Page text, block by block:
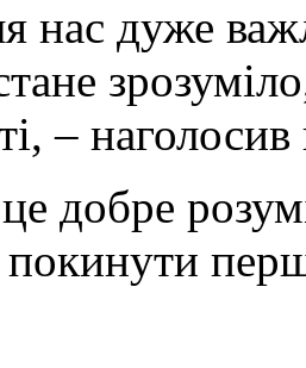
нас дуже
–
добре